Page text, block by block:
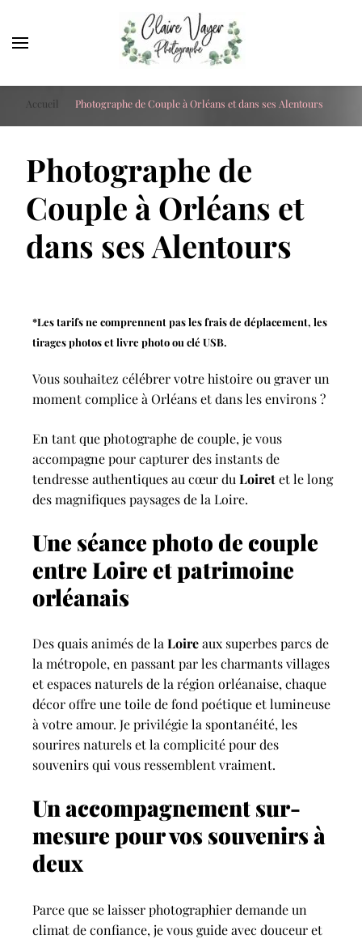
Claire Vayer Photographe
Votre photographe à Blois, Orléans et Tours
Accueil Photographe de Couple à Orléans et dans ses Alentours
Photographe de
Couple à Orléans et
dans ses Alentours
*Les tarifs ne comprennent pas les frais de déplacement, les
tirages photos et livre photo ou clé USB.
Vous souhaitez célébrer votre histoire ou graver un
moment complice à Orléans et dans les environs ?
En tant que photographe de couple, je vous
accompagne pour capturer des instants de
tendresse authentiques au cœur du Loiretet le long
des magnifiques paysages de la Loire.
Une séance photo de couple
entre Loire et patrimoine
orléanais
Des quais animés de la Loireaux superbes parcs de
la métropole, en passant par les charmants villages
et espaces naturels de la région orléanaise, chaque
décor offre une toile de fond poétique et lumineuse
à votre amour. Je privilégie la spontanéité, les
sourires naturels et la complicité pour des
souvenirs qui vous ressemblent vraiment.
Un accompagnement sur-
mesure pour vos souvenirs à
deux
Parce que se laisser photographier demande un
climat de confiance, je vous guide avec douceur et